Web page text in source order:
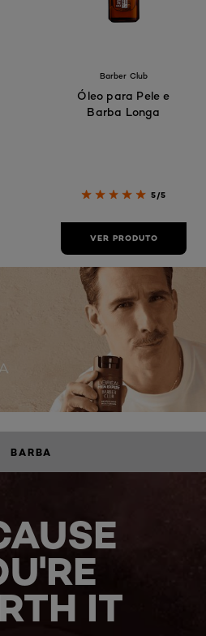
Barber Club
Óleo para Pele e
Barba Longa
5/5
VER PRODUTO
BARBA
IT